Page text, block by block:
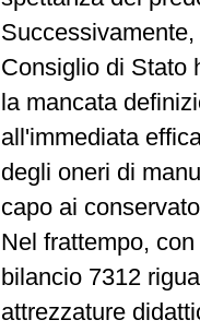
Consiglio di Stato
la mancata
all'immediata
degli oneri di
capo ai
Nel frattempo,
bilancio 7312
attrezzature